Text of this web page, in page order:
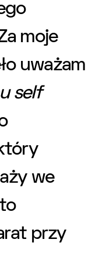
moje
uważam
self
we
przy